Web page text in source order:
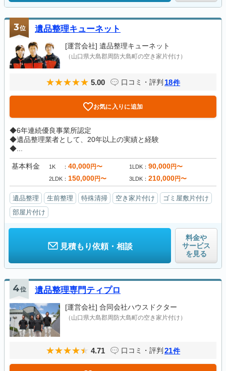
3位 遺品整理キューネット
[運営会社] 遺品整理キューネット
（山口県大島郡周防大島町の空き家片付け）
5.00 口コミ・評判 18件
お気に入りに追加
◆6年連続優良事業所認定
◆遺品整理業者として、20年以上の実績と経験
◆...
基本料金 1K 40,000円〜 1LDK 90,000円〜
2LDK 150,000円〜 3LDK 210,000円〜
遺品整理 生前整理 特殊清掃 空き家片付け
ゴミ屋敷片付け
部屋片付け
見積もり依頼・相談
料金や
サービス
を見る
4位 遺品整理専門ティプロ
[運営会社] 合同会社ハウスドクター
（山口県大島郡周防大島町の空き家片付け）
4.71 口コミ・評判 21件